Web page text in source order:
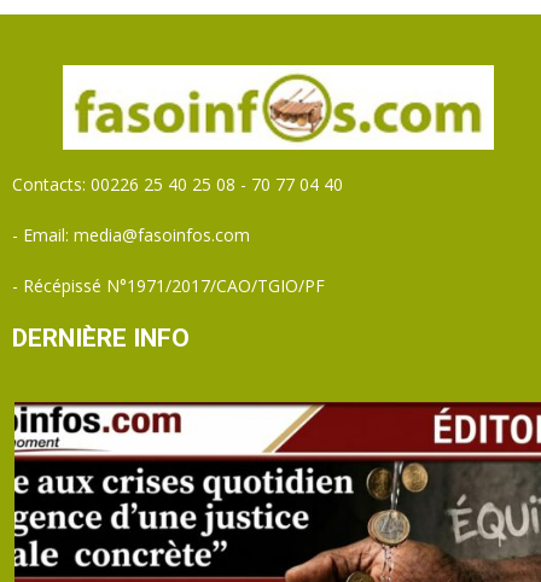
Contacts: 00226 25 40 25 08 - 70 77 04 40
- Email: media@fasoinfos.com
- Récépissé N°1971/2017/CAO/TGIO/PF
DERNIÈRE INFO